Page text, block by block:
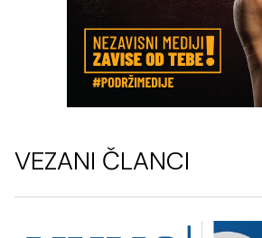
VEZANI ČLANCI